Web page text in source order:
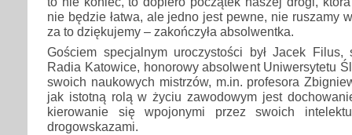
nie będzie łatwa, ale jedno jest pewne, nie ruszamy
za to dziękujemy – zakończyła absolwentka.
Gościem specjalnym uroczystości był Jacek Filus,
Radia Katowice, honorowy absolwent Uniwersytetu
swoich naukowych mistrzów, m.in. profesora
jak istotną rolą w życiu zawodowym jest
kierowanie się wpojonymi przez swoich
drogowskazami.